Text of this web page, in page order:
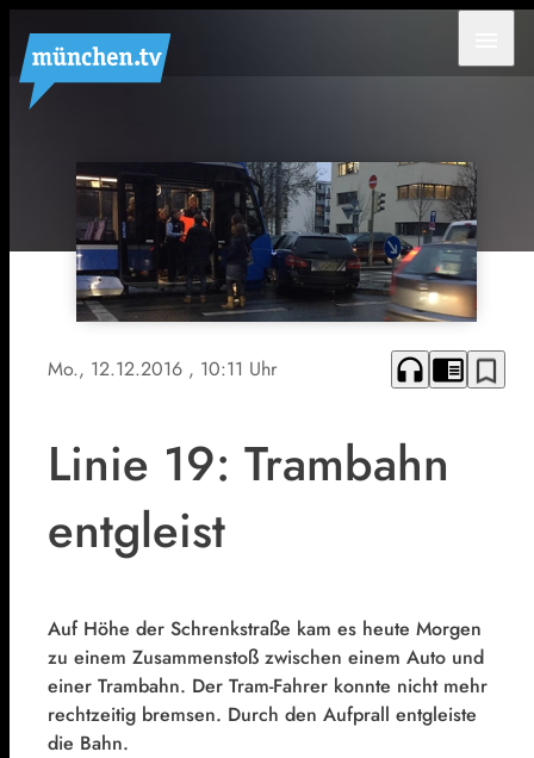
Mo., 12.12.2016 , 10:11 Uhr headphones chrome_reader_mode bookmark_border
Linie 19: Trambahn
entgleist
Auf Höhe der Schrenkstraße kam es heute Morgen
zu einem Zusammenstoß zwischen einem Auto und
einer Trambahn. Der Tram-Fahrer konnte nicht mehr
rechtzeitig bremsen. Durch den Aufprall entgleiste
die Bahn.